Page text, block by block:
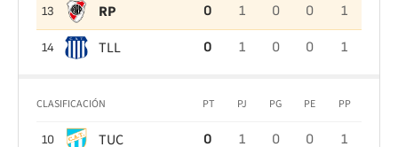
13 RP 0 1 0 0 1
14 TLL 0 1 0 0 1
CLASIFICACIÓN PT PJ PG PE PP
10 TUC 0 1 0 0 1